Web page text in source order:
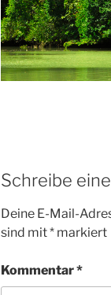
Schreibe
Deine E-Mail-
sind mit* markiert
Kommentar*